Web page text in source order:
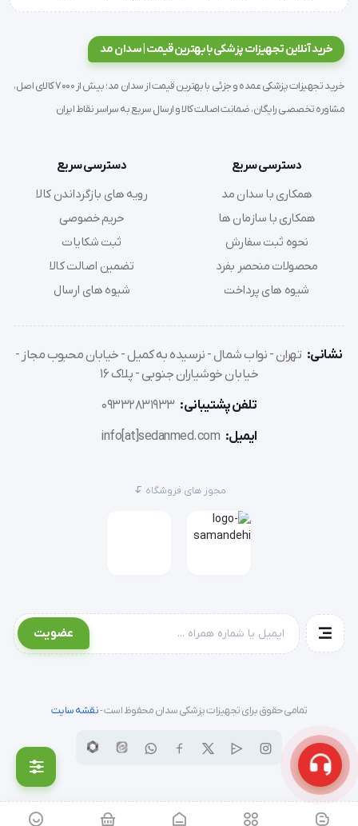
خرید آنلاین تجهیزات پزشکی با بهترین قیمت | سدان مد
خرید تجهیزات پزشکی عمده و جزئی با بهترین قیمت از سدان مد؛ بیش از 7000 کالای اصل،
مشاوره تخصصی رایگان، ضمانت اصالت کالا و ارسال سریع به سراسر نقاط ایران
دسترسی سریع
همکاری با سدان مد
همکاری با سازمان ها
نحوه ثبت سفارش
محصولات منحصر بفرد
شیوه های پرداخت
دسترسی سریع
رویه های بازگرداندن کالا
حریم خصوصی
ثبت شکایات
تضمین اصالت کالا
شیوه های ارسال
نشانی: تهران - نواب شمال - نرسیده به کمیل - خیابان محبوب مجاز -
خیابان خوشیاران جنوبی - پلاک 16
تلفن پشتیبانی: 09332831933
ایمیل: info[at]sedanmed.com
مجوز های فروشگاه
عضویت
تمامی حقوق برای تجهیزات پزشکی سدان محفوظ است -نقشه سایت